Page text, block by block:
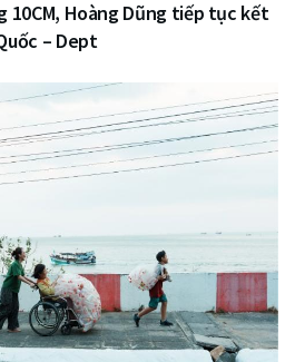
10CM, Hoàng Dũng tiếp tục kết
– Dept